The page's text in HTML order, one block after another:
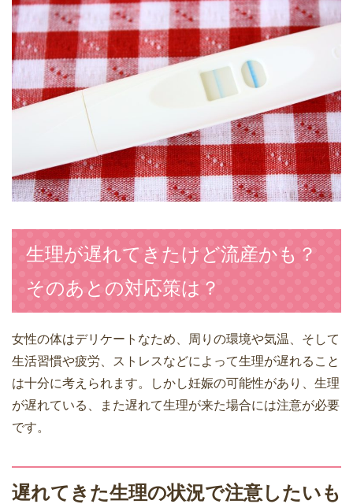
生理が遅れてきたけど流産かも？
そのあとの対応策は？
女性の体はデリケートなため、周りの環境や気温、そして
生活習慣や疲労、ストレスなどによって生理が遅れること
は十分に考えられます。しかし妊娠の可能性があり、生理
が遅れている、また遅れて生理が来た場合には注意が必要
です。
遅れてきた生理の状況で注意したいも